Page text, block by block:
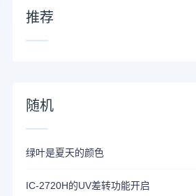
推荐
随机
绿叶是夏天的颜色
IC-2720H的UV差转功能开启